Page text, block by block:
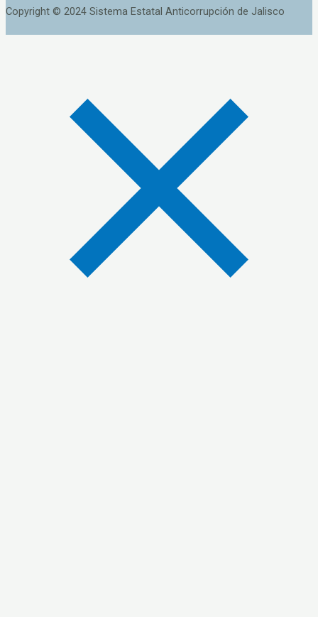
Copyright © 2024 Sistema Estatal Anticorrupción de Jalisco